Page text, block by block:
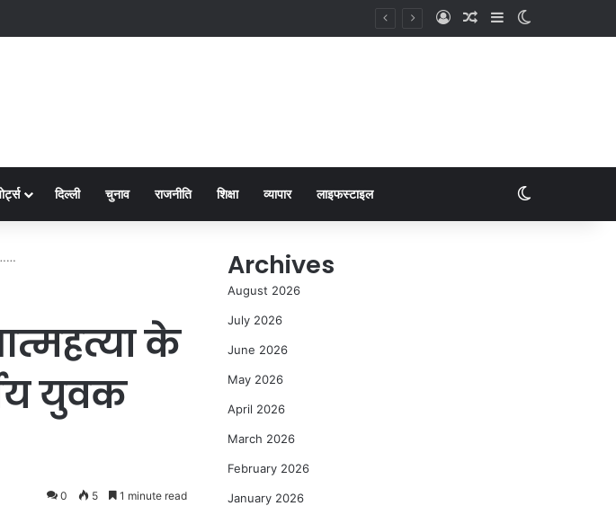
दिल्ली चुनाव राजनीति शिक्षा व्यापार लाइफस्टाइल
के
युवक
0 5 1 minute read
Archives
August 2026
July 2026
June 2026
May 2026
April 2026
March 2026
February 2026
January 2026